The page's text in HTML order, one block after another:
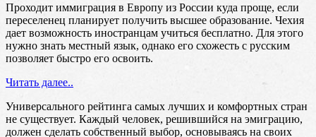
Проходит иммиграция в Европу из России куда проще, если
переселенец планирует получить высшее образование. Чехия
дает возможность иностранцам учиться бесплатно. Для этого
нужно знать местный язык, однако его схожесть с русским
позволяет быстро его освоить.
Читать далее..
Универсального рейтинга самых лучших и комфортных стран
не существует. Каждый человек, решившийся на эмиграцию,
должен сделать собственный выбор, основываясь на своих